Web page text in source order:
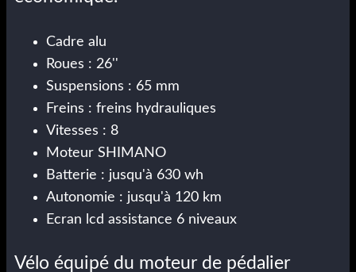
Cadre alu
Roues : 26''
Suspensions : 65 mm
Freins : freins hydrauliques
Vitesses : 8
Moteur SHIMANO
Batterie : jusqu'à 630 wh
Autonomie : jusqu'à 120 km
Ecran lcd assistance 6 niveaux
Vélo équipé du moteur de pédalier